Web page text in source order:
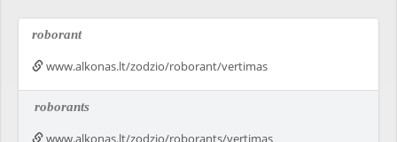
roborant
www.alkonas.lt/zodzio/roborant/vertimas
roborants
www.alkonas.lt/zodzio/roborants/vertimas